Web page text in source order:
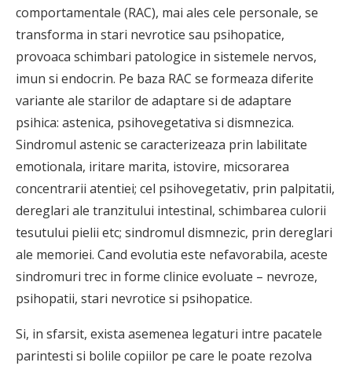
comportamentale (RAC), mai ales cele personale, se
transforma in stari nevrotice sau psihopatice,
provoaca schimbari patologice in sistemele nervos,
imun si endocrin. Pe baza RAC se formeaza diferite
variante ale starilor de adaptare si de adaptare
psihica: astenica, psihovegetativa si dismnezica.
Sindromul astenic se caracterizeaza prin labilitate
emotionala, iritare marita, istovire, micsorarea
concentrarii atentiei; cel psihovegetativ, prin palpitatii,
dereglari ale tranzitului intestinal, schimbarea culorii
tesutului pielii etc; sindromul dismnezic, prin dereglari
ale memoriei. Cand evolutia este nefavorabila, aceste
sindromuri trec in forme clinice evoluate – nevroze,
psihopatii, stari nevrotice si psihopatice.
Si, in sfarsit, exista asemenea legaturi intre pacatele
parintesti si bolile copiilor pe care le poate rezolva